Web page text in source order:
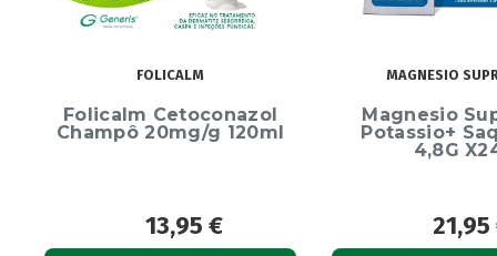
MAGNESIO SUPREMO
Magnesio Supremo
Potassio+ Saquetas
21,95€
ECRINAL
Ecrinal
Endurecedor
10ml
13,99